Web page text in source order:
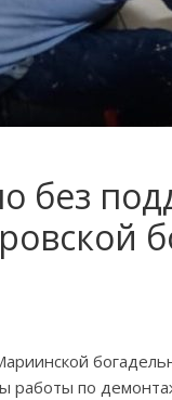
без
по